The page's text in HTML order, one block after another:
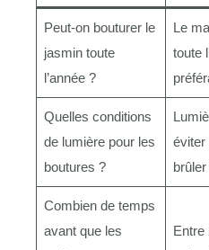
Peut-on bouturer le
jasmin toute
l’année ?
Le
toute
Quelles conditions
de lumière pour les
boutures ?
éviter
Combien de temps
avant que les
Entre